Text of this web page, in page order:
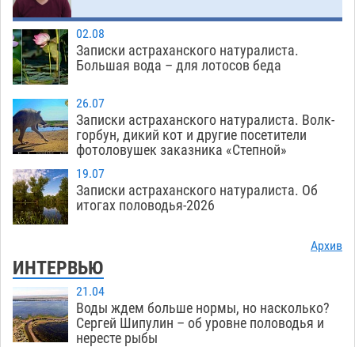
02.08
Записки астраханского натуралиста.
Большая вода – для лотосов беда
26.07
Записки астраханского натуралиста. Волк-
горбун, дикий кот и другие посетители
фотоловушек заказника «Степной»
19.07
Записки астраханского натуралиста. Об
итогах половодья-2026
Архив
ИНТЕРВЬЮ
21.04
Воды ждем больше нормы, но насколько?
Сергей Шипулин – об уровне половодья и
нересте рыбы